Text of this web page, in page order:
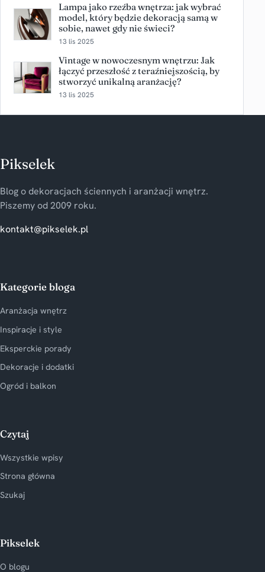
Lampa jako rzeźba wnętrza: jak wybrać
model, który będzie dekoracją samą w
sobie, nawet gdy nie świeci?
13 lis 2025
Vintage w nowoczesnym wnętrzu: Jak
łączyć przeszłość z teraźniejszością, by
stworzyć unikalną aranżację?
13 lis 2025
Pikselek
Blog o dekoracjach ściennych i aranżacji wnętrz.
Piszemy od 2009 roku.
kontakt@pikselek.pl
Kategorie bloga
Aranżacja wnętrz
Inspiracje i style
Eksperckie porady
Dekoracje i dodatki
Ogród i balkon
Czytaj
Wszystkie wpisy
Strona główna
Szukaj
Pikselek
O blogu